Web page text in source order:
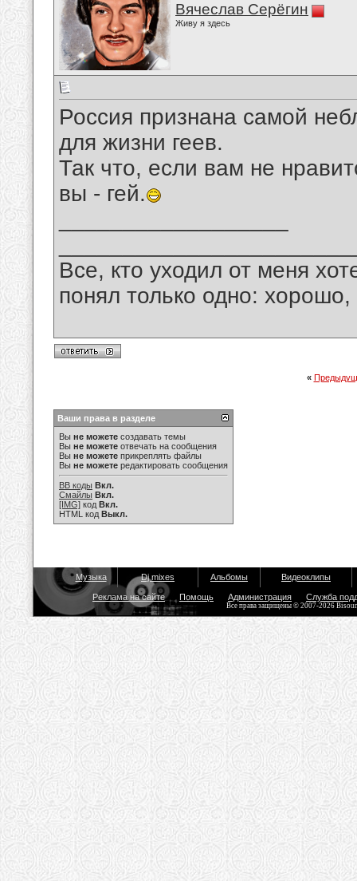
Вячеслав Серёгин
Живу я здесь
Россия признана самой
для жизни геев.
Так что, если вам не
вы - гей.
Все, кто уходил от меня
понял только одно:
«
Ваши права в разделе
Вы не можете создавать темы
Вы не можете отвечать на сообщения
Вы не можете прикреплять файлы
Вы не можете редактировать сообщения
BB коды Вкл.
Смайлы Вкл.
[IMG] код Вкл.
HTML код Выкл.
Музыка Dj mixes Альбомы Видеоклипы
Реклама на сайте Помощь Администрация Служба
Все права защищены © 2007-2026